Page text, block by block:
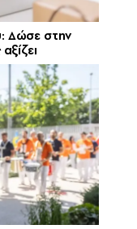
Δώσε στην